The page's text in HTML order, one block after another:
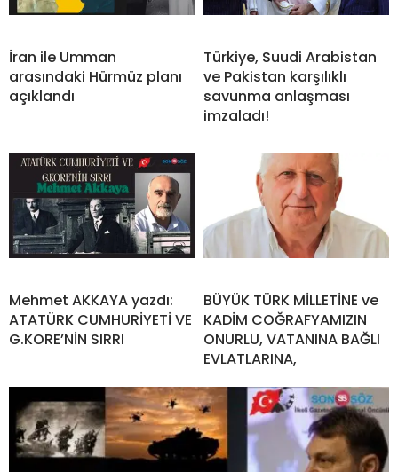
İran ile Umman
arasındaki Hürmüz planı
açıklandı
Türkiye, Suudi Arabistan
ve Pakistan karşılıklı
savunma anlaşması
imzaladı!
Mehmet AKKAYA yazdı:
ATATÜRK CUMHURİYETİ VE
G.KORE’NİN SIRRI
BÜYÜK TÜRK MİLLETİNE ve
KADİM COĞRAFYAMIZIN
ONURLU, VATANINA BAĞLI
EVLATLARINA,